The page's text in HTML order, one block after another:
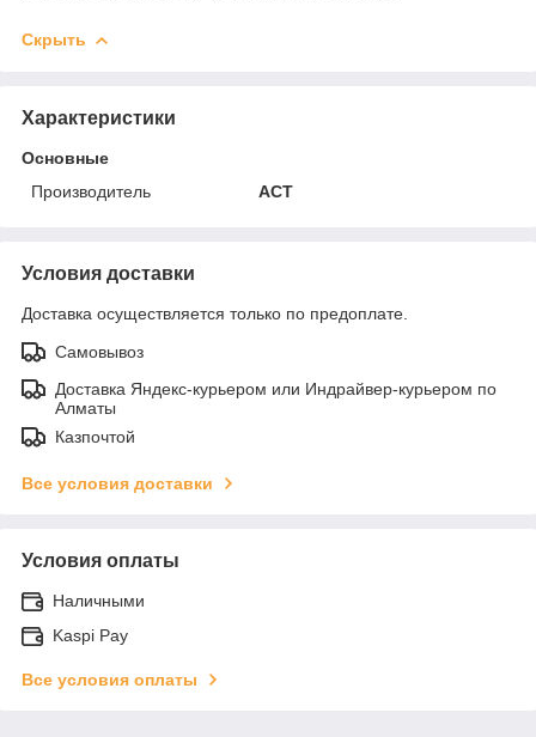
Скрыть
Характеристики
Основные
Производитель
АСТ
Условия доставки
Доставка осуществляется только по предоплате.
Самовывоз
Доставка Яндекс-курьером или Индрайвер-курьером по
Алматы
Казпочтой
Все условия доставки
Условия оплаты
Наличными
Kaspi Pay
Все условия оплаты